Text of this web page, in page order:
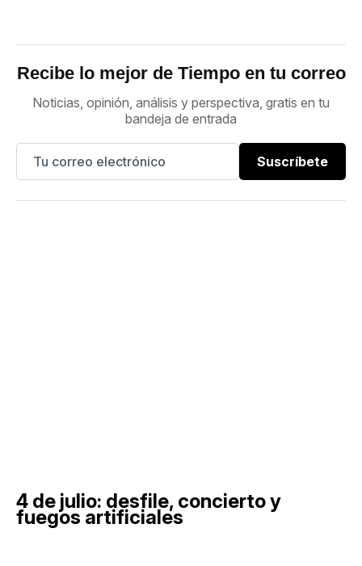
Recibe lo mejor de Tiempo en tu correo
Noticias, opinión, análisis y perspectiva, gratis en tu
bandeja de entrada
Suscríbete
4 de julio: desfile, concierto y
fuegos artificiales